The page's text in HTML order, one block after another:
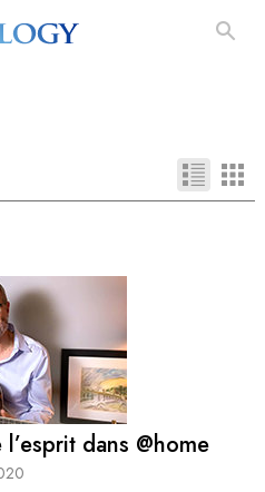
dans @home